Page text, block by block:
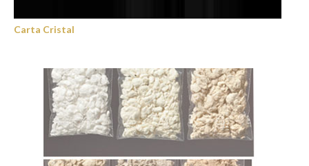
Carta Cristal